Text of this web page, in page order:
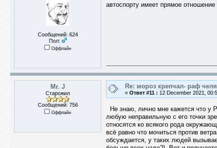
Сообщений: 624
Пол:
Оффлайн
автоспорту имеет прямое
Mr. J
Старожил
Сообщений: 756
Оффлайн
Re: мороз крепчал- раф
« Ответ #11 : 12 December 2021,
Не знаю, лично мне кажется что у
любую неправильную с его точки
относятся ко всякого рода
всё равно что мочиться против
обсуждается, у таких людей